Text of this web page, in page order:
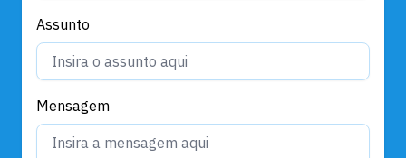
Assunto
Mensagem